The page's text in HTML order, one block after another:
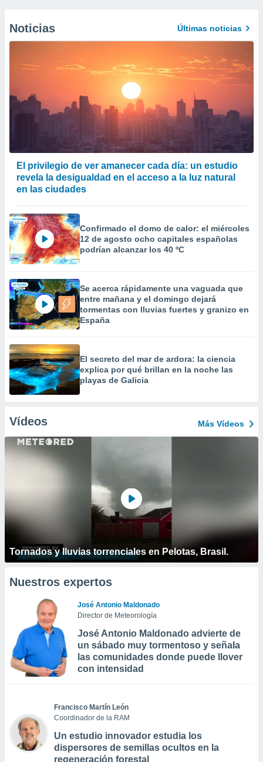
Noticias Últimas noticias
El privilegio de ver amanecer cada día: un estudio
revela la desigualdad en el acceso a la luz natural
en las ciudades
Confirmado el domo de calor: el miércoles
12 de agosto ocho capitales españolas
podrían alcanzar los 40 ºC
Se acerca rápidamente una vaguada que
entre mañana y el domingo dejará
tormentas con lluvias fuertes y granizo en
España
El secreto del mar de ardora: la ciencia
explica por qué brillan en la noche las
playas de Galicia
Vídeos Más Vídeos
Tornados y lluvias torrenciales en Pelotas, Brasil.
Nuestros expertos
José Antonio Maldonado
Director de Meteorología
José Antonio Maldonado advierte de
un sábado muy tormentoso y señala
las comunidades donde puede llover
con intensidad
Francisco Martín León
Coordinador de la RAM
Un estudio innovador estudia los
dispersores de semillas ocultos en la
regeneración forestal